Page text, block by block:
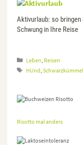
Aktivurlaub: so bringen
Schwung in Ihre Reise
Kategorien
Leben Reisen
Schlagwörter
HUnd ,
Risotto mal anders